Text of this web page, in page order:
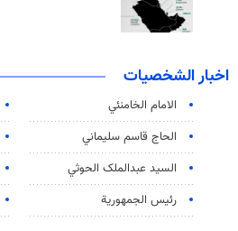
اخبار الشخصيات
الامام الخامنئي
الحاج قاسم سليماني
السید عبدالملک الحوثي
رئيس الجمهورية